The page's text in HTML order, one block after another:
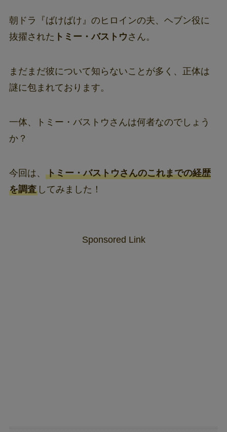
朝ドラ『ばけばけ』のヒロインの夫、ヘブン役に
抜擢された トミー・バストウ さん。
まだまだ彼について知らないことが多く、正体は
謎に包まれております。
一体、トミー・バストウさんは何者なのでしょう
か？
今回は、 トミー・バストウさんのこれまでの経歴
を調査してみました！
Sponsored Link